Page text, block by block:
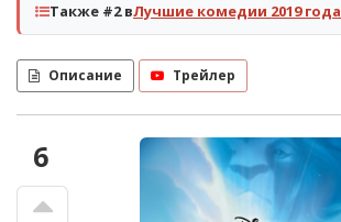
Также #2 вЛучшие комедии 2019 года
Описание Трейлер
6